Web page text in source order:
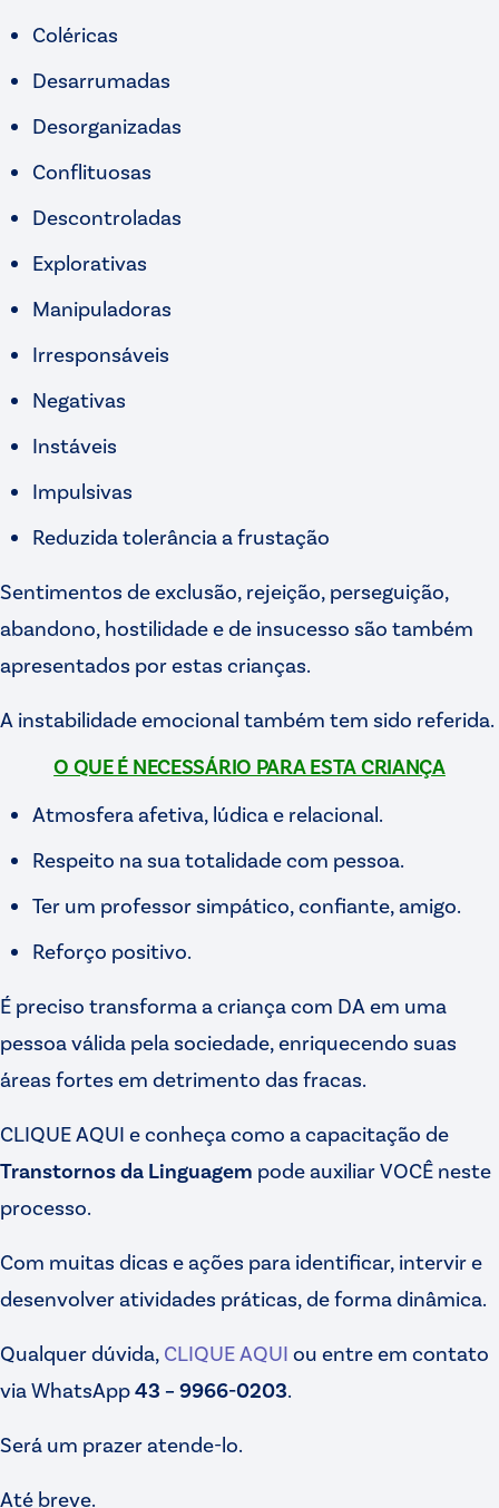
Coléricas
Desarrumadas
Desorganizadas
Conflituosas
Descontroladas
Explorativas
Manipuladoras
Irresponsáveis
Negativas
Instáveis
Impulsivas
Reduzida tolerância a frustação
Sentimentos de exclusão, rejeição, perseguição,
abandono, hostilidade e de insucesso são também
apresentados por estas crianças.
A instabilidade emocional também tem sido referida.
O QUE É NECESSÁRIO PARA ESTA CRIANÇA
Atmosfera afetiva, lúdica e relacional.
Respeito na sua totalidade com pessoa.
Ter um professor simpático, confiante, amigo.
Reforço positivo.
É preciso transforma a criança com DA em uma
pessoa válida pela sociedade, enriquecendo suas
áreas fortes em detrimento das fracas.
CLIQUE AQUI e conheça como a capacitação de
Transtornos da Linguagem pode auxiliar VOCÊ neste
processo.
Com muitas dicas e ações para identificar, intervir e
desenvolver atividades práticas, de forma dinâmica.
Qualquer dúvida, CLIQUE AQUI ou entre em contato
via WhatsApp43 – 9966-0203.
Será um prazer atende-lo.
Até breve.